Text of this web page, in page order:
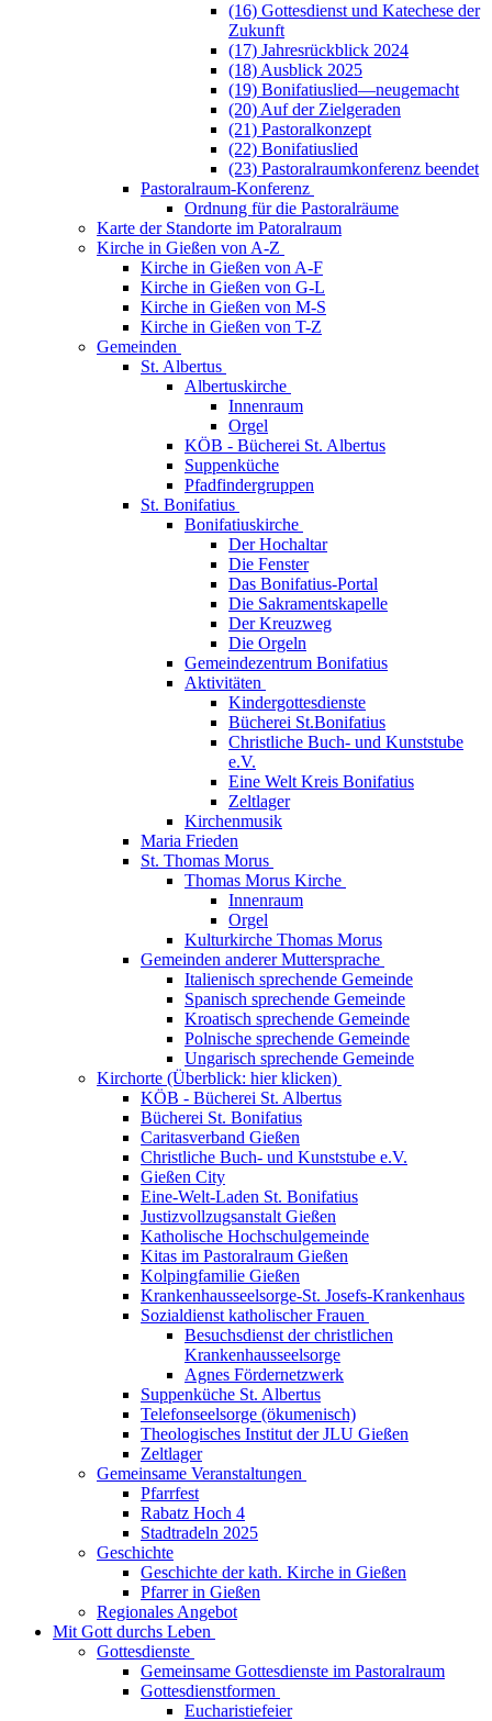
(16) Gottesdienst und Katechese der
Zukunft
(17) Jahresrückblick 2024
(18) Ausblick 2025
(19) Bonifatiuslied—neugemacht
(20) Auf der Zielgeraden
(21) Pastoralkonzept
(22) Bonifatiuslied
(23) Pastoralraumkonferenz beendet
Pastoralraum-Konferenz
Ordnung für die Pastoralräume
Karte der Standorte im Patoralraum
Kirche in Gießen von A-Z
Kirche in Gießen von A-F
Kirche in Gießen von G-L
Kirche in Gießen von M-S
Kirche in Gießen von T-Z
Gemeinden
St. Albertus
Albertuskirche
Innenraum
Orgel
KÖB - Bücherei St. Albertus
Suppenküche
Pfadfindergruppen
St. Bonifatius
Bonifatiuskirche
Der Hochaltar
Die Fenster
Das Bonifatius-Portal
Die Sakramentskapelle
Der Kreuzweg
Die Orgeln
Gemeindezentrum Bonifatius
Aktivitäten
Kindergottesdienste
Bücherei St.Bonifatius
Christliche Buch- und Kunststube
e.V.
Eine Welt Kreis Bonifatius
Zeltlager
Kirchenmusik
Maria Frieden
St. Thomas Morus
Thomas Morus Kirche
Innenraum
Orgel
Kulturkirche Thomas Morus
Gemeinden anderer Muttersprache
Italienisch sprechende Gemeinde
Spanisch sprechende Gemeinde
Kroatisch sprechende Gemeinde
Polnische sprechende Gemeinde
Ungarisch sprechende Gemeinde
Kirchorte (Überblick: hier klicken)
KÖB - Bücherei St. Albertus
Bücherei St. Bonifatius
Caritasverband Gießen
Christliche Buch- und Kunststube e.V.
Gießen City
Eine-Welt-Laden St. Bonifatius
Justizvollzugsanstalt Gießen
Katholische Hochschulgemeinde
Kitas im Pastoralraum Gießen
Kolpingfamilie Gießen
Krankenhausseelsorge-St. Josefs-Krankenhaus
Sozialdienst katholischer Frauen
Besuchsdienst der christlichen
Krankenhausseelsorge
Agnes Fördernetzwerk
Suppenküche St. Albertus
Telefonseelsorge (ökumenisch)
Theologisches Institut der JLU Gießen
Zeltlager
Gemeinsame Veranstaltungen
Pfarrfest
Rabatz Hoch 4
Stadtradeln 2025
Geschichte
Geschichte der kath. Kirche in Gießen
Pfarrer in Gießen
Regionales Angebot
Mit Gott durchs Leben
Gottesdienste
Gemeinsame Gottesdienste im Pastoralraum
Gottesdienstformen
Eucharistiefeier